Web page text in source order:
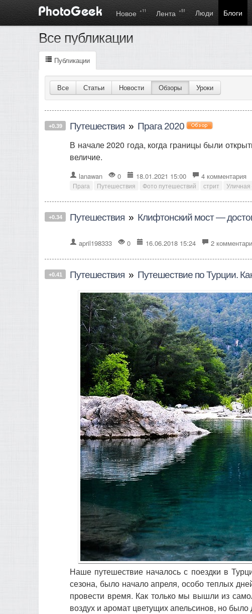
Новое +11 Лента +51 Люди Блоги
Все публикации
Публикации
Все Статьи Новости Обзоры Уроки
+0.39 Путешествия » Прага 2020
В начале 2020 года, когда границы были
величие.
lanawan 0 18.01.2021 15:00 4 комментария
Прага Путешествия Фото путешествий стрит
+0.34 Путешествия » Клифтонский мост —
april198333 0 16.06.2018 15:24 2
+0.41 Путешествия » Путешествие по Турции.
Наше путешествие началось с поездки в
сезона, было начало апреля, особо теплых
провести время. Как только мы вышли из
воздух и аромат цветущих апельсинов, но